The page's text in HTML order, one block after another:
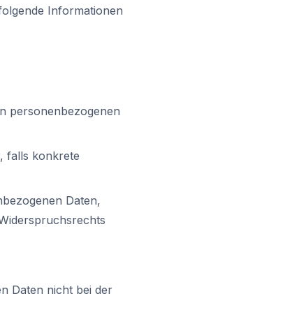
Informationen
personenbezogenen
falls konkrete
Daten,
Daten nicht bei der